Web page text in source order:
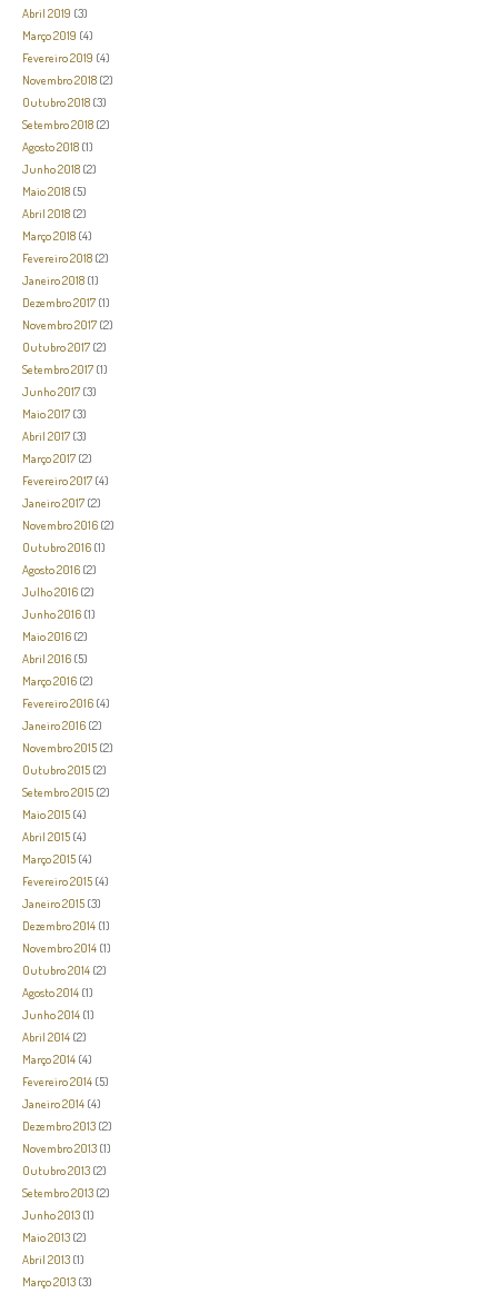
Abril 2019 (3)
Março 2019 (4)
Fevereiro 2019 (4)
Novembro 2018 (2)
Outubro 2018 (3)
Setembro 2018 (2)
Agosto 2018 (1)
Junho 2018 (2)
Maio 2018 (5)
Abril 2018 (2)
Março 2018 (4)
Fevereiro 2018 (2)
Janeiro 2018 (1)
Dezembro 2017 (1)
Novembro 2017 (2)
Outubro 2017 (2)
Setembro 2017 (1)
Junho 2017 (3)
Maio 2017 (3)
Abril 2017 (3)
Março 2017 (2)
Fevereiro 2017 (4)
Janeiro 2017 (2)
Novembro 2016 (2)
Outubro 2016 (1)
Agosto 2016 (2)
Julho 2016 (2)
Junho 2016 (1)
Maio 2016 (2)
Abril 2016 (5)
Março 2016 (2)
Fevereiro 2016 (4)
Janeiro 2016 (2)
Novembro 2015 (2)
Outubro 2015 (2)
Setembro 2015 (2)
Maio 2015 (4)
Abril 2015 (4)
Março 2015 (4)
Fevereiro 2015 (4)
Janeiro 2015 (3)
Dezembro 2014 (1)
Novembro 2014 (1)
Outubro 2014 (2)
Agosto 2014 (1)
Junho 2014 (1)
Abril 2014 (2)
Março 2014 (4)
Fevereiro 2014 (5)
Janeiro 2014 (4)
Dezembro 2013 (2)
Novembro 2013 (1)
Outubro 2013 (2)
Setembro 2013 (2)
Junho 2013 (1)
Maio 2013 (2)
Abril 2013 (1)
Março 2013 (3)